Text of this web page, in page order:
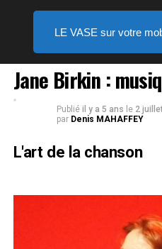
LE VASE DES ARTS
Jane Birkin :
Publié il y a 5 ans le 2
par Denis MAHAFFEY
L'art de la chanson
LE VASE sur votre